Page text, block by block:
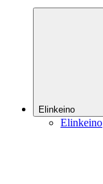
Elinkeino
Elinkeino